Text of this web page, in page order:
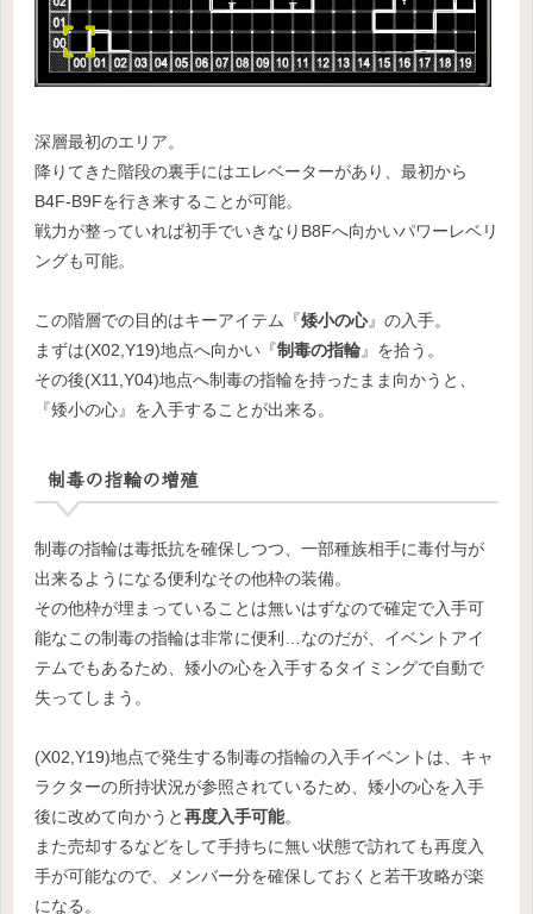
深層最初のエリア。
降りてきた階段の裏手にはエレベーターがあり、最初から
B4F-B9Fを行き来することが可能。
戦力が整っていれば初手でいきなりB8Fへ向かいパワーレベリ
ングも可能。
この階層での目的はキーアイテム『矮小の心』の入手。
まずは(X02,Y19)地点へ向かい『制毒の指輪』を拾う。
その後(X11,Y04)地点へ制毒の指輪を持ったまま向かうと、
『矮小の心』を入手することが出来る。
制毒の指輪の増殖
制毒の指輪は毒抵抗を確保しつつ、一部種族相手に毒付与が
出来るようになる便利なその他枠の装備。
その他枠が埋まっていることは無いはずなので確定で入手可
能なこの制毒の指輪は非常に便利…なのだが、イベントアイ
テムでもあるため、矮小の心を入手するタイミングで自動で
失ってしまう。
(X02,Y19)地点で発生する制毒の指輪の入手イベントは、キャ
ラクターの所持状況が参照されているため、矮小の心を入手
後に改めて向かうと再度入手可能。
また売却するなどをして手持ちに無い状態で訪れても再度入
手が可能なので、メンバー分を確保しておくと若干攻略が楽
になる。